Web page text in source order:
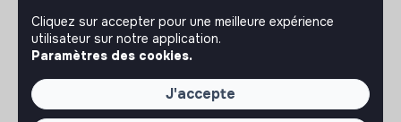
ASSISTANCE
Nous contacter
FAQ
Conditions d'utilisation
Cliquez sur accepter pour une meilleure expérience
utilisateur sur notre application.
Paramètres des cookies.
J'accepte